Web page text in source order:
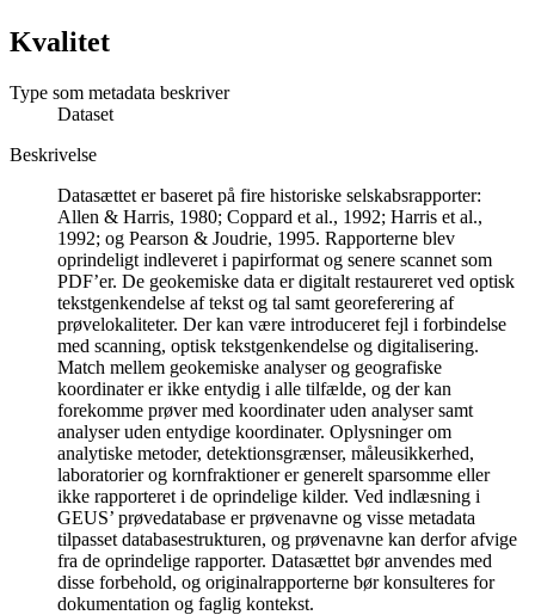
Kvalitet
Type som metadata beskriver
Dataset
Beskrivelse
Datasættet er baseret på fire historiske selskabsrapporter:
Allen & Harris, 1980; Coppard et al., 1992; Harris et al.,
1992; og Pearson & Joudrie, 1995. Rapporterne blev
oprindeligt indleveret i papirformat og senere scannet som
PDF’er. De geokemiske data er digitalt restaureret ved optisk
tekstgenkendelse af tekst og tal samt georeferering af
prøvelokaliteter. Der kan være introduceret fejl i forbindelse
med scanning, optisk tekstgenkendelse og digitalisering.
Match mellem geokemiske analyser og geografiske
koordinater er ikke entydig i alle tilfælde, og der kan
forekomme prøver med koordinater uden analyser samt
analyser uden entydige koordinater. Oplysninger om
analytiske metoder, detektionsgrænser, måleusikkerhed,
laboratorier og kornfraktioner er generelt sparsomme eller
ikke rapporteret i de oprindelige kilder. Ved indlæsning i
GEUS’ prøvedatabase er prøvenavne og visse metadata
tilpasset databasestrukturen, og prøvenavne kan derfor afvige
fra de oprindelige rapporter. Datasættet bør anvendes med
disse forbehold, og originalrapporterne bør konsulteres for
dokumentation og faglig kontekst.